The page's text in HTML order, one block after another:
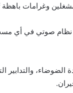
وغرامات باهظة
أي نظام صوتي في
والتدابير